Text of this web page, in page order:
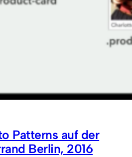
Patterns auf der
Berlin, 2016